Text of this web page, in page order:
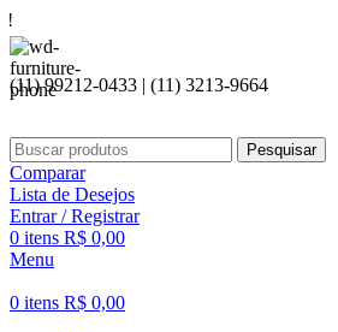
(11) 99212-0433 | (11) 3213-9664
Pesquisar
Comparar
Lista de Desejos
Entrar / Registrar
0 itens R$ 0,00
Menu
0 itens R$ 0,00